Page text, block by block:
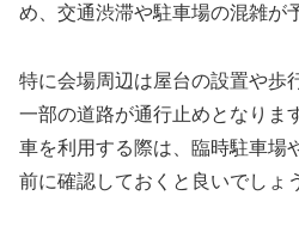
め、交通渋滞や駐車場の混雑が
特に会場周辺は屋台の設置や歩
一部の道路が通行止めとなりま
車を利用する際は、臨時駐車場
前に確認しておくと良いでしょ